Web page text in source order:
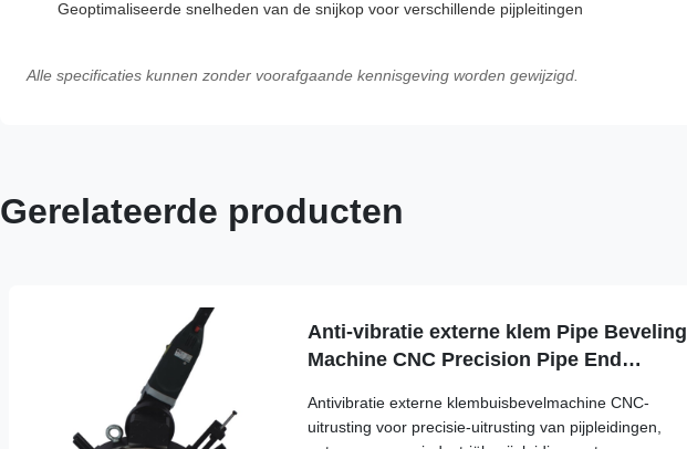
Geoptimaliseerde snelheden van de snijkop voor verschillende pijpleitingen
Alle specificaties kunnen zonder voorafgaande kennisgeving worden gewijzigd.
Gerelateerde producten
Anti-vibratie externe klem Pipe Beveling
Machine CNC Precision Pipe End
Antivibratie externe klembuisbevelmachine CNC-
uitrusting voor precisie-uitrusting van pijpleidingen,